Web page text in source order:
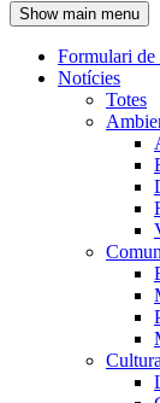
Show main menu
Navegació
principal
Formulari de
Notícies
Totes